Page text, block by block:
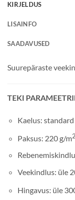
KIRJELDUS
LISAINFO
SAADAVUSED
Suurepäraste
TEKI
Kaelus:
Paksus: 220 g/m2
Veekindlus: üle
Hingavus: üle